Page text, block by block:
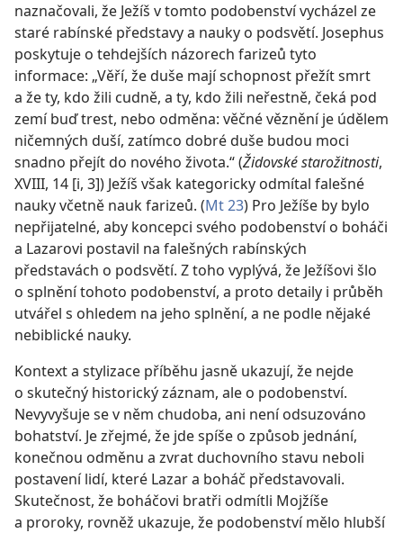
naznačovali, že Ježíš v tomto podobenství vycházel ze
staré rabínské představy a nauky o podsvětí. Josephus
poskytuje o tehdejších názorech farizeů tyto
informace: „Věří, že duše mají schopnost přežít smrt
a že ty, kdo žili cudně, a ty, kdo žili neřestně, čeká pod
zemí buď trest, nebo odměna: věčné věznění je údělem
ničemných duší, zatímco dobré duše budou moci
snadno přejít do nového života.“ (Židovské starožitnosti,
XVIII, 14 [i, 3]) Ježíš však kategoricky odmítal falešné
nauky včetně nauk farizeů. (Mt 23) Pro Ježíše by bylo
nepřijatelné, aby koncepci svého podobenství o boháči
a Lazarovi postavil na falešných rabínských
představách o podsvětí. Z toho vyplývá, že Ježíšovi šlo
o splnění tohoto podobenství, a proto detaily i průběh
utvářel s ohledem na jeho splnění, a ne podle nějaké
nebiblické nauky.
Kontext a stylizace příběhu jasně ukazují, že nejde
o skutečný historický záznam, ale o podobenství.
Nevyvyšuje se v něm chudoba, ani není odsuzováno
bohatství. Je zřejmé, že jde spíše o způsob jednání,
konečnou odměnu a zvrat duchovního stavu neboli
postavení lidí, které Lazar a boháč představovali.
Skutečnost, že boháčovi bratři odmítli Mojžíše
a proroky, rovněž ukazuje, že podobenství mělo hlubší